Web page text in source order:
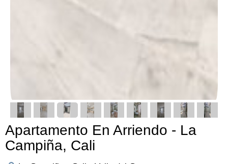
Apartamento En Arriendo - La
Campiña, Cali